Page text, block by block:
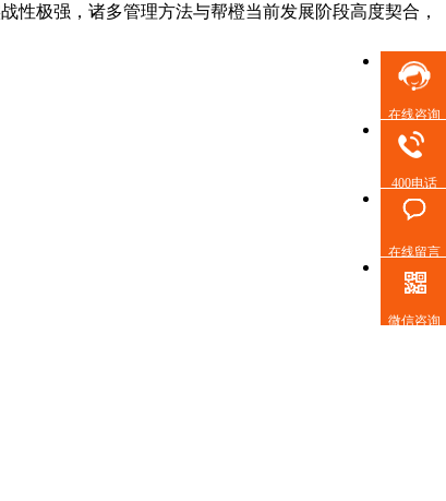
性极强，诸多管理方法与帮橙当前发展阶段高度契合，
在线咨询
400电话
在线留言
微信咨询